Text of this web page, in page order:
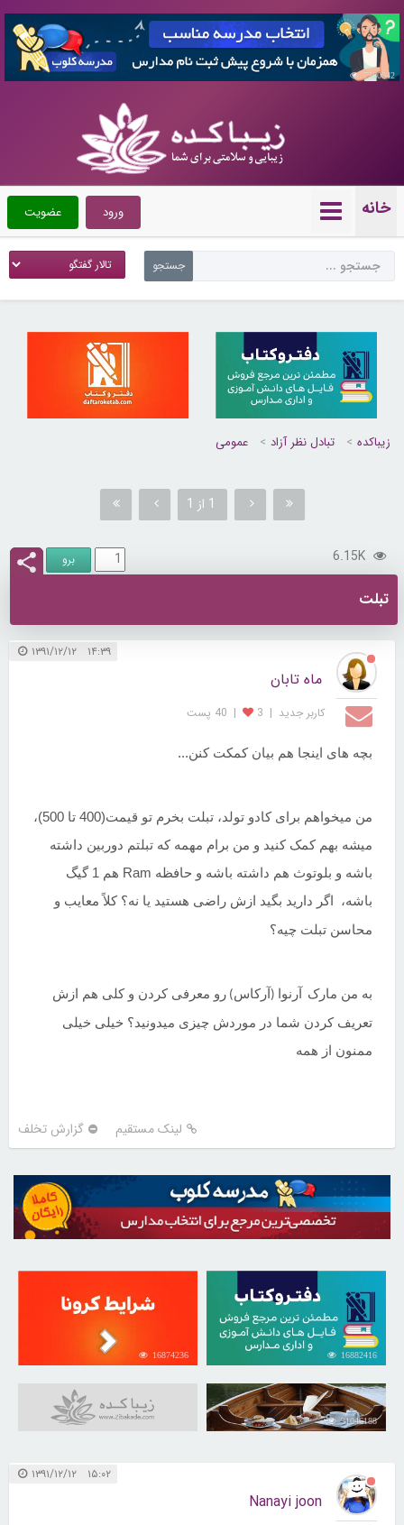
7360042
خانه عضویت ورود
زیباکده تبادل نظر آزاد عمومی
1 از 1
6.15K
تبلت
۱۴:۳۹ ۱۳۹۱/۱۲/۱۲
ماه تابان
کاربر جديد |
3
| 40 پست
بچه های اینجا هم بیان کمکت کنن...
من میخواهم برای کادو تولد، تبلت بخرم تو قیمت(400 تا 500)،
میشه بهم کمک کنید و من برام مهمه که تبلتم دوربین داشته
باشه و بلوتوث هم داشته باشه و حافظه Ram هم 1 گیگ
باشه،
اگر دارید بگید ازش راضی هستید یا نه؟ کلاً معایب و
محاسن تبلت چیه؟
به من مارک آرنوا (آرکاس) رو معرفی کردن و کلی هم ازش
تعریف کردن شما در موردش چیزی میدونید؟ خیلی خیلی
ممنون از همه
لینک مستقیم گزارش تخلف
16882416
16874236
31046188
۱۵:۰۲ ۱۳۹۱/۱۲/۱۲
Nanayi joon